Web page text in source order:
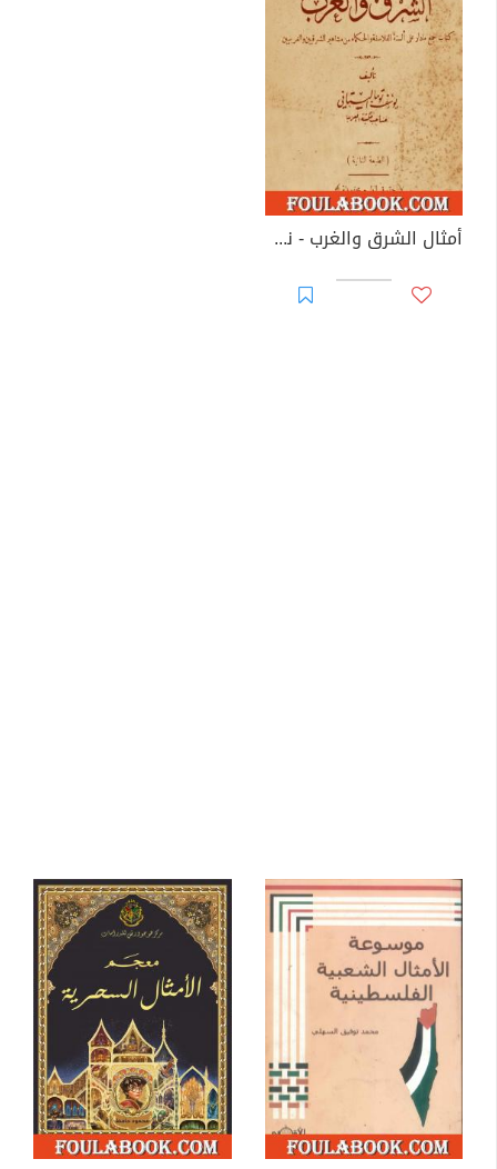
أمثال الشرق والغرب - نسخة أخرى